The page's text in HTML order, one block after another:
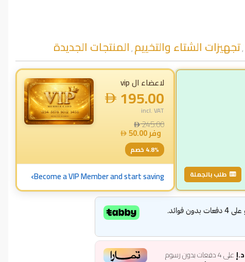
,تجهيزات الشتاء والتخييم,المنتجات الجديدة
طلب بالجملة
لاعضاء ال vip
195.00
incl. VAT
245.00
وفر50.00
4.8% خصم
Become a VIP Member and start saving
›
على4دفعات بدون رسوم